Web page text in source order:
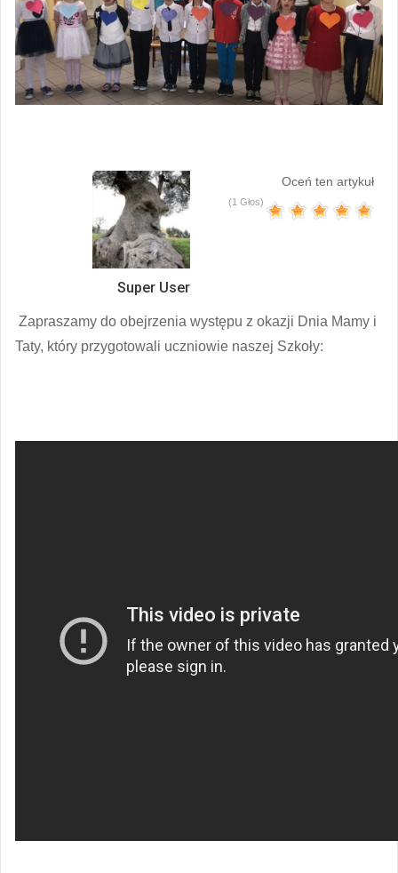
Super User
Oceń ten artykuł
(1 Głos)
Zapraszamy do obejrzenia występu z okazji Dnia Mamy i
Taty, który przygotowali uczniowie naszej Szkoły: